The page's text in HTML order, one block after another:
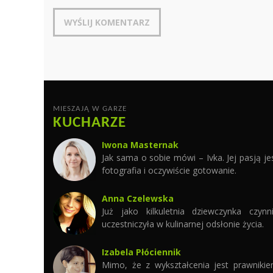
MIESZAJĄ W GARZE
KUCHARZE
Iwona Masternak
Jak sama o sobie mówi – Ivka. Jej pasją
fotografia i oczywiście gotowanie.
Anna Czelewska
Już jako kilkuletnia dziewczynka
uczestniczyła w kulinarnej odsłonie życia.
Izabela Płóciennik
Mimo, że z wykształcenia jest